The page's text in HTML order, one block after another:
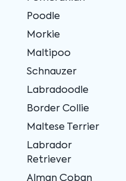
Poodle
Morkie
Maltipoo
Schnauzer
Labradoodle
Border Collie
Maltese Terrier
Labrador
Retriever
Alman Çoban